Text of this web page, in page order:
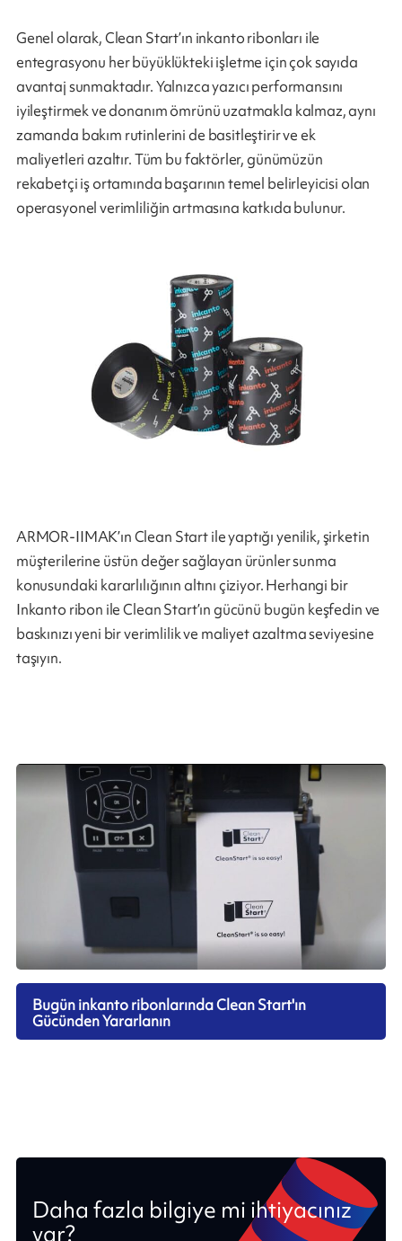
Genel olarak, Clean Start’ın inkanto ribonları ile
entegrasyonu her büyüklükteki işletme için çok sayıda
avantaj sunmaktadır. Yalnızca yazıcı performansını
iyileştirmek ve donanım ömrünü uzatmakla kalmaz, aynı
zamanda bakım rutinlerini de basitleştirir ve ek
maliyetleri azaltır. Tüm bu faktörler, günümüzün
rekabetçi iş ortamında başarının temel belirleyicisi olan
operasyonel verimliliğin artmasına katkıda bulunur.
ARMOR-IIMAK’ın Clean Start ile yaptığı yenilik, şirketin
müşterilerine üstün değer sağlayan ürünler sunma
konusundaki kararlılığının altını çiziyor. Herhangi bir
Inkanto ribon ile Clean Start’ın gücünü bugün keşfedin ve
baskınızı yeni bir verimlilik ve maliyet azaltma seviyesine
taşıyın.
Bugün inkanto ribonlarında Clean Start'ın
Gücünden Yararlanın
Daha fazla bilgiye mi ihtiyacınız
var?